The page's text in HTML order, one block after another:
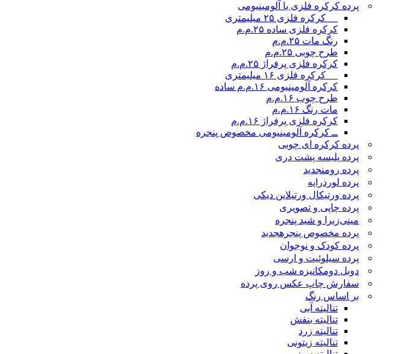
پرده کرکره فلزی یا آلومینیومی
__ کرکره فلزی ۲۵ میلیمتری
کرکره فلزی ساده ۲۵.م.م
رنگ مات ۲۵.م.م
طرح چوبی ۲۵.م.م
کرکره فلزی پرفراژ ۲۵.م.م
__ کرکره فلزی ۱۶ میلیمتری
کرکره آلومینیومی ۱۶.م.م ساده
طرح چوب ۱۶.م.م
مات رنگ ۱۶.م.م
کرکره فلزی پرفراژ ۱۶.م.م
ــ کرکره آلومینیومی مخصوص پنجره
پرده کرکره ای چوبی
پرده پلیسه پشت دری
پرده رومنجدید
پرده لوردراپه
پرده ورتیکال ورتیلاین دیکی
پرده چاپی و تصویری
مینی‌زبرا و شید پنجره
پرده مخصوص پنجرهجدید
پرده کودک و نوجوان
پرده سیلوئیت و ارسی
دوبل دومکانیزه شب و روز
سفارش چاپ عکس روی پرده
بر اساس رنگ
تنالیته آبی
تنالیته بنفش
تنالیته زرد
تنالیته زیتونی